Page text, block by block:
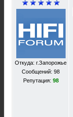
Откуда: г.Запорожье
Сообщений: 98
Репутация: 98